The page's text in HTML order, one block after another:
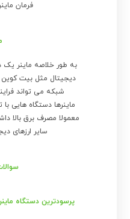
فرمان
به طور خلاصه ماینر یک
دیجیتال مثل بیت
شبکه می تواند
ماینرها دستگاه هایی
معمولا مصرف برق بالا
سایر ارزهای
پرسودترین دستگاه